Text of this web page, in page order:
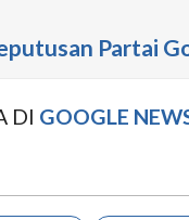
Partai
DI GOOGLE